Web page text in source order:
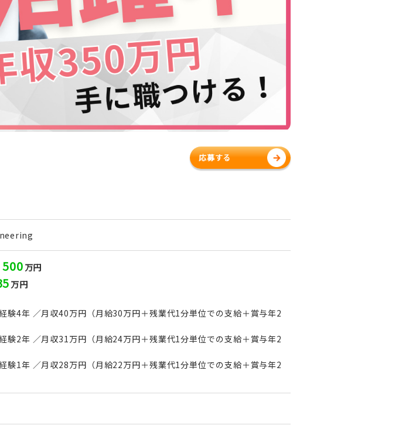
応募する
500 万円
万円
験4年 ／月収40万円（月給30万円＋残業代1分単位での支給＋賞与年2
験2年 ／月収31万円（月給24万円＋残業代1分単位での支給＋賞与年2
験1年 ／月収28万円（月給22万円＋残業代1分単位での支給＋賞与年2